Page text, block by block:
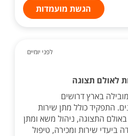
הגשת מועמדות
לפני יומיים
לאולם תצוגה
בארץ דרושים
התפקיד כולל מתן שירות
התצוגה, ניהול משא ומתן
ביעדי שירות ומכירה, טיפול